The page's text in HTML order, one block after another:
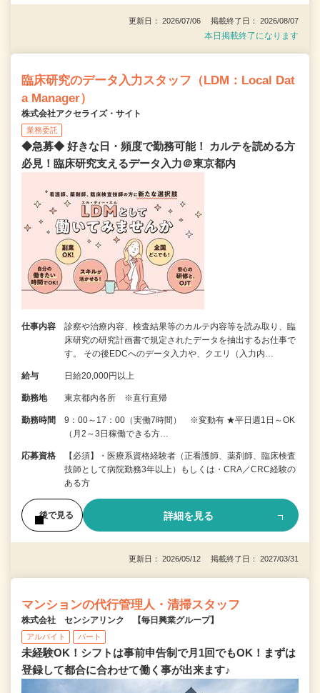
更新日： 2026/07/06 掲載終了日： 2026/08/07
本日掲載終了になります
臨床研究のデータ入力スタッフ（LDM：Local Dat
a Manager）
株式会社アクセライズ・サイト
業務委託
◆急募◆ 好きな日・頻度で勤務可能！ カルテを読める方
必見！臨床研究支えるデータ入力＠東京都内
仕事内容
診察や治療内容、検査結果等のカルテ内容等を読み取り、臨
床研究の研究計画書で規定されたデータを抽出するお仕事で
す。 その後EDCへのデータ入力や、クエリ（入力内…
給与 日給20,000円以上
勤務地 東京都内各所 ※直行直帰
勤務時間
9：00～17：00（実働7時間） ※変動有 ★平日週1日～OK
（月2～3日稼働できる方…
応募資格
【必須】・医療系資格経験者（正看護師、薬剤師、臨床検査
技師として病院勤務3年以上）もしくは・CRA／CRC経験の
ある方
後で見る 詳細を見る
更新日： 2026/05/12 掲載終了日： 2027/03/31
マンションの代行管理人・清掃スタッフ
株式会社 センシアリンク 【毎日興業グループ】
アルバイト パート
未経験OK！シフトは事前申告制で月1回でもOK！まずは
登録して都合に合わせて働く事が出来ます♪